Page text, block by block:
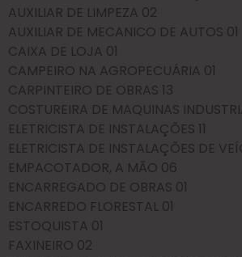
AUXILIAR DE LIMPEZA 02
AUXILIAR DE MECANICO DE AUTOS 01
CAIXA DE LOJA 01
CAMPEIRO NA AGROPECUÁRIA 01
CARPINTEIRO DE OBRAS 13
COSTUREIRA DE MAQUINAS
ELETRICISTA DE INSTALAÇÕES 11
ELETRICISTA DE INSTALAÇÕES DE
EMPACOTADOR, A MÃO 06
ENCARREGADO DE OBRAS 01
ENCARREDO FLORESTAL 01
ESTOQUISTA 01
FAXINEIRO 02